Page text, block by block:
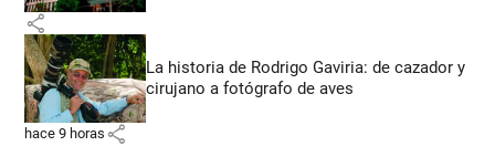
share
La historia de Rodrigo Gaviria: de cazador y
cirujano a fotógrafo de aves
hace 9 horas share